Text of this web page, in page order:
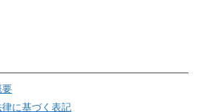
要
に基づく表記